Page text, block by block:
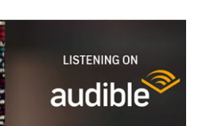
ustawiony